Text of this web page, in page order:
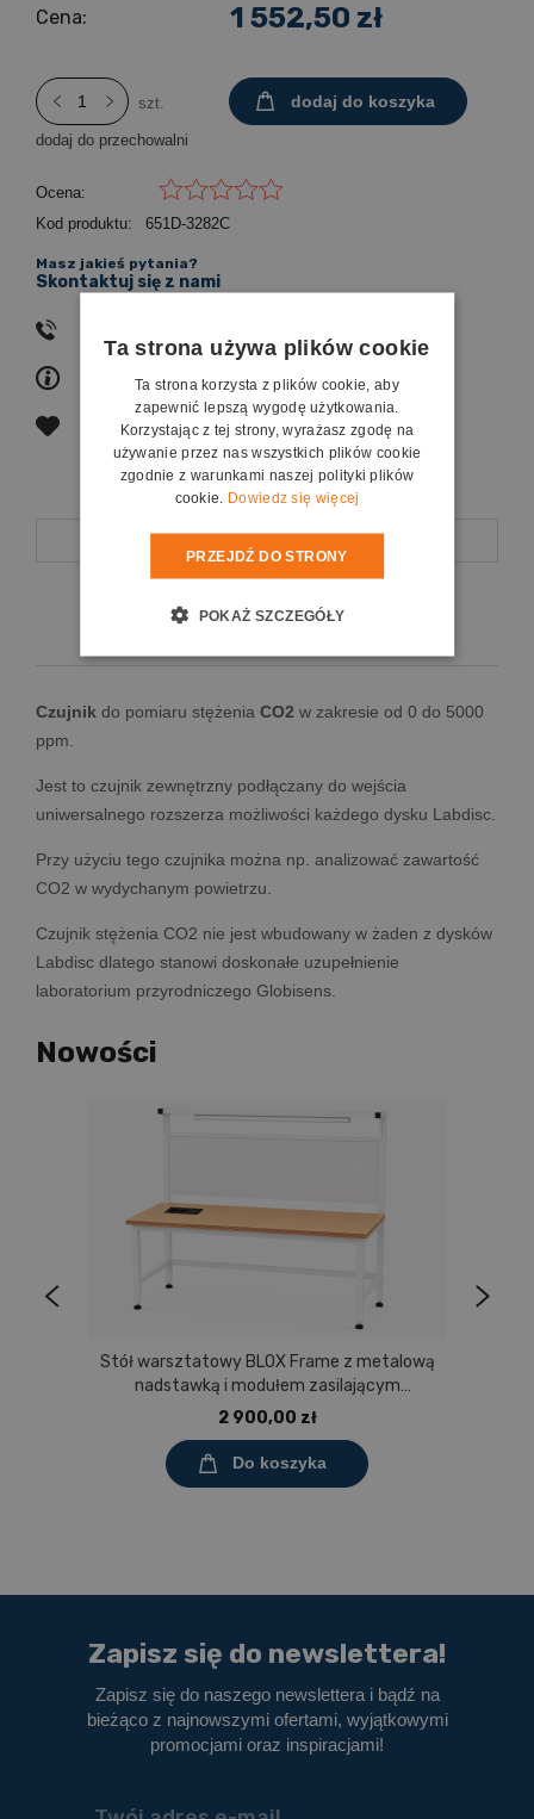
Cena: 1 552,50 zł
szt. dodaj do koszyka
dodaj do przechowalni
Ocena:
Kod produktu:
651D-3282C
zapytaj o produkt
poleć znajomemu
Masz jakieś pytania?
Skontaktuj się z nami
Opis
Koszty dostawy
Czujnik do pomiaru stężenia CO2 w zakresie od 0 do 5000
ppm.
Jest to czujnik zewnętrzny podłączany do wejścia
uniwersalnego rozszerza możliwości każdego dysku Labdisc.
Przy użyciu tego czujnika można np. analizować zawartość
CO2 w wydychanym powietrzu.
Czujnik stężenia CO2 nie jest wbudowany w żaden z dysków
Labdisc dlatego stanowi doskonałe uzupełnienie
laboratorium przyrodniczego Globisens.
Nowości
Stół warsztatowy BLOX Frame z metalową
nadstawką i modułem zasilającym
Prostokąt 1200x600 mm, rozmiar 4-6, blat
2 900,00 zł
Do koszyka
Zapisz się do newslettera!
Zapisz się do naszego newslettera i bądź na
bieżąco z najnowszymi ofertami, wyjątkowymi
promocjami oraz inspiracjami!
Ta strona używa plików cookie
Ta strona korzysta z plików cookie, aby
zapewnić lepszą wygodę użytkowania.
Korzystając z tej strony, wyrażasz zgodę na
używanie przez nas wszystkich plików cookie
zgodnie z warunkami naszej polityki plików
cookie. Dowiedz się więcej
PRZEJDŹ DO STRONY
POKAŻ SZCZEGÓŁY